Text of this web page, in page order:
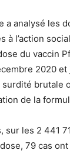
a analysé les
à l’action
du vaccin
2020 et
surdité brutale
de la
sur les 2 441
79 cas